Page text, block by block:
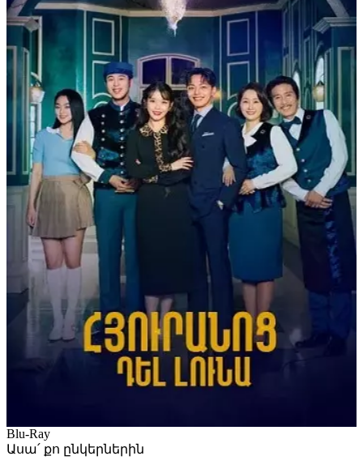
Blu-Ray
Ասա՛ քո ընկերներին